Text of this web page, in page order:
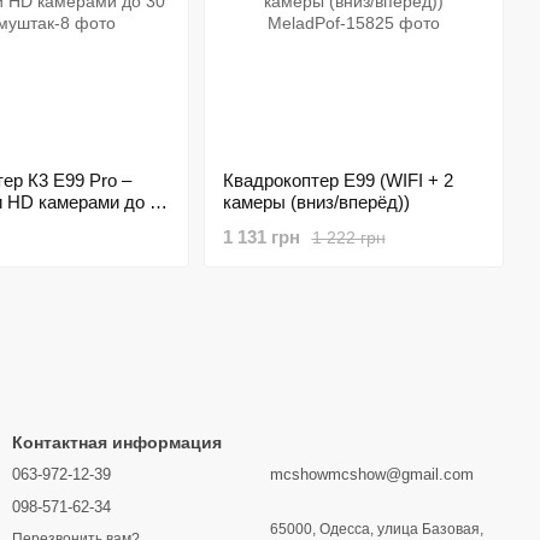
К3 E99 Pro –
HD камерами до 30
Квадрокоптер E99 (WIFI + 2
камеры (вниз/вперёд))
1 222 грн
1 131 грн
Контактная информация
063-972-12-39
098-571-62-34
mcshowmcshow@gmail.com
65000, Одесса, улица Базовая,